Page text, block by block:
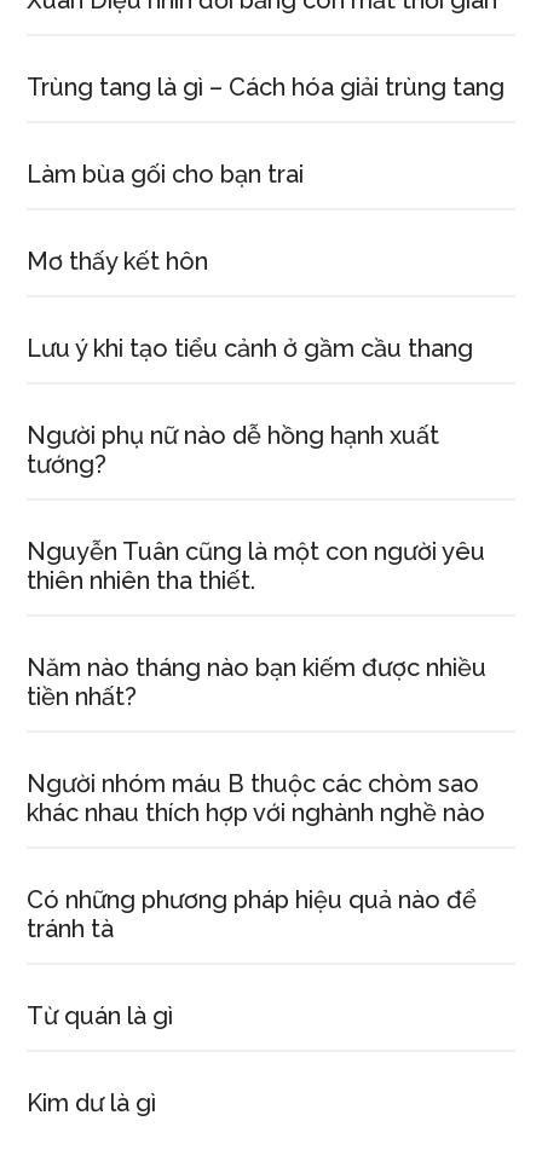
Trùng tang là gì – Cách hóa giải trùng tang
Làm bùa gối cho bạn trai
Mơ thấy kết hôn
Lưu ý khi tạo tiểu cảnh ở gầm cầu thang
Người phụ nữ nào dễ hồng hạnh xuất
tướng?
Nguyễn Tuân cũng là một con người yêu
thiên nhiên tha thiết.
Năm nào tháng nào bạn kiếm được nhiều
tiền nhất?
Người nhóm máu B thuộc các chòm sao
khác nhau thích hợp với nghành nghề nào
Có những phương pháp hiệu quả nào để
tránh tà
Từ quán là gì
Kim dư là gì